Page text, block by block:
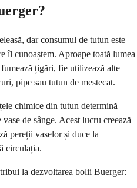
dar consumul de tutun este
îl cunoaștem. Aproape toată lumea
țigări, fie utilizează alte
pipe sau tutun de mestecat.
chimice din tutun determină
de sânge. Acest lucru creează
pereții vaselor și duce la
circulația.
la dezvoltarea bolii Buerger: